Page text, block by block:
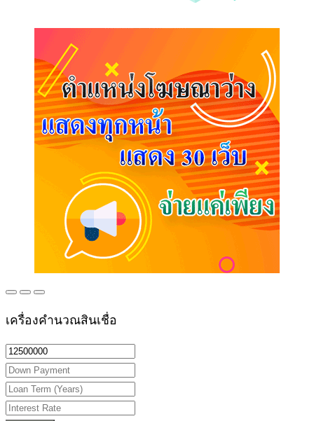
เครื่องคำนวณสินเชื่อ